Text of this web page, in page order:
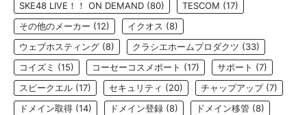
SKE48 LIVE！！ ON DEMAND (80) TESCOM (17)
その他のメーカー (12) イクオス (8)
ウェブホスティング (8) クラシエホームプロダクツ (33)
コイズミ (15) コーセーコスメポート (17) サポート (7)
スピークエル (17) セキュリティ (20) チャップアップ(7)
ドメイン取得 (14) ドメイン登録 (8) ドメイン移管 (8)